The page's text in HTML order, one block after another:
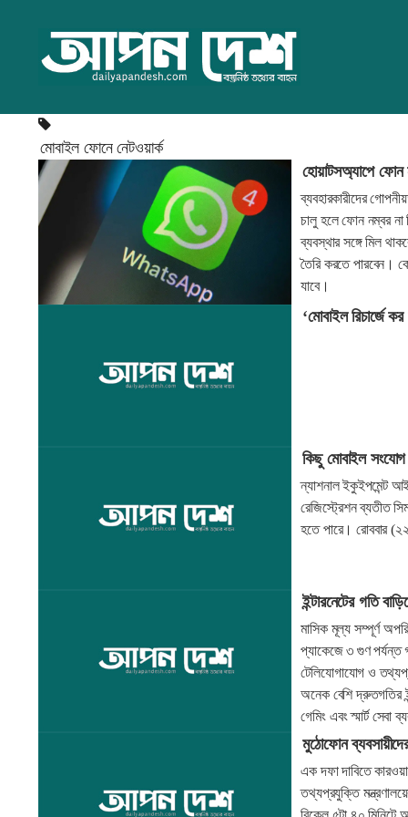
মোবাইল ফোনে নেটওয়ার্ক
হোয়াটসঅ্যাপে ফোন
ব্যবহারকারীদের
চালু হলে ফোন নম্বর না
ব্যবস্থার সঙ্গে মিল
তৈরি করতে পারবেন।
যাবে।
‘মোবাইল রিচার্জে
কিছু মোবাইল সংযোগ
ন্যাশনাল ইকুইপমেন্ট
রেজিস্ট্রেশন ব্যতীত
হতে পারে। রোববার
ইন্টারনেটের গতি
মাসিক মূল্য সম্পূর্ণ
প্যাকেজে ৩ গুণ পর্যন্ত
টেলিযোগাযোগ ও
অনেক বেশি দ্রুতগতির
গেমিং এবং স্মার্ট সেবা
মুঠোফোন
এক দফা দাবিতে
তথ্যপ্রযুক্তি